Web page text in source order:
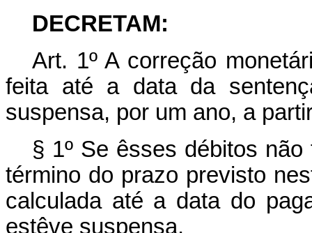
DECRETAM:
Art. 1º A correção
feita até a data da
suspensa, por um ano, a
§ 1º Se êsses débitos
término do prazo previsto
calculada até a data do
estêve suspensa.